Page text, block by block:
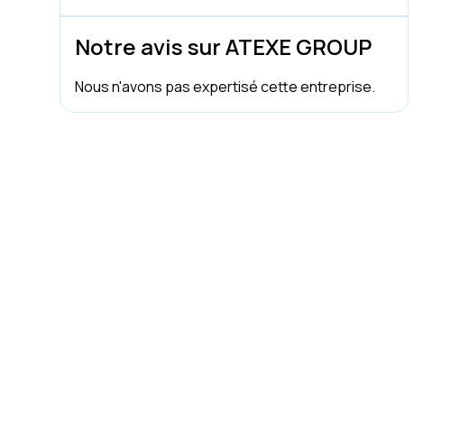
Notre avis sur ATEXE GROUP
Nous n'avons pas expertisé cette entreprise.